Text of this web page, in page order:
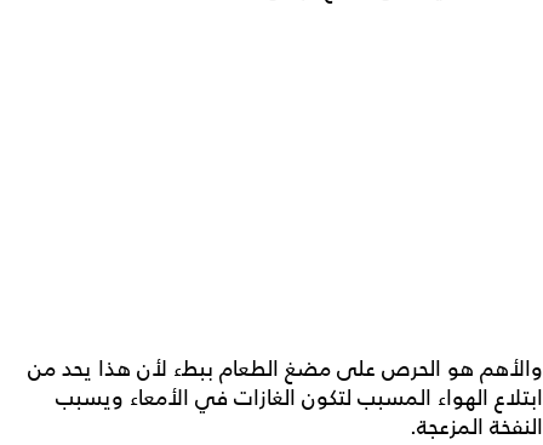
والأهم هو الحرص على مضغ الطعام ببطء لأن هذا يحد من
ابتلاع الهواء المسبب لتكون الغازات في الأمعاء ويسبب
النفخة المزعجة.